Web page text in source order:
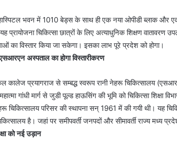
भवन में 1010 बेड्स के साथ ही एक नया ओपीडी ब्लाक और एक
प्रायोजना चिकित्सा छात्रों के लिए अत्याधुनिक शिक्षण वातावरण
का विस्तार किया जा सकेगा। इसका लाभ पूरे प्रदेश को होगा।
अस्पताल का होगा विस्तारीकरण
कालेज प्रयागराज से सम्बद्ध स्वरूप रानी नेहरू चिकित्सालय
गांधी मार्ग से जुडी पूल्ड हाऊसिंग की भूमि को चिकित्सा शिक्षा
चिकित्सालय परिसर की स्थापना सन् 1961 में की गयी थी। यह
है। जहां पर समीपवर्ती जनपदों और सीमावर्ती राज्य मध्य
को नई उड़ान